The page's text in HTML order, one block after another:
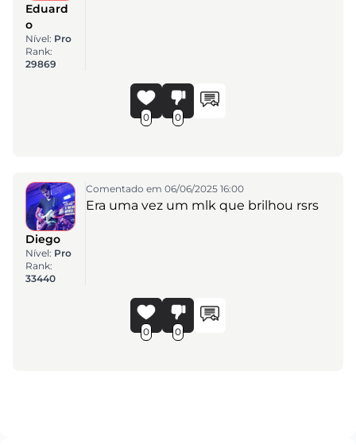
Eduard
o
Nível: Pro
Rank:
29869
0 0
Diego
Nível: Pro
Rank:
33440
Comentado em 06/06/2025 16:00
Era uma vez um mlk que brilhou rsrs
0 0